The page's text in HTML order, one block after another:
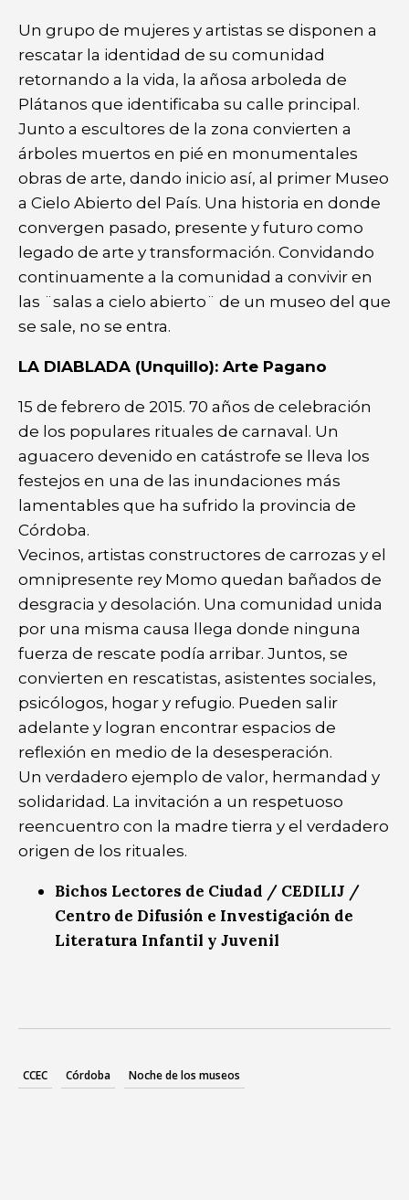
Un grupo de mujeres y artistas se disponen a
rescatar la identidad de su comunidad
retornando a la vida, la añosa arboleda de
Plátanos que identificaba su calle principal.
Junto a escultores de la zona convierten a
árboles muertos en pié en monumentales
obras de arte, dando inicio así, al primer Museo
a Cielo Abierto del País. Una historia en donde
convergen pasado, presente y futuro como
legado de arte y transformación. Convidando
continuamente a la comunidad a convivir en
las ¨salas a cielo abierto¨ de un museo del que
se sale, no se entra.
LA DIABLADA (Unquillo): Arte Pagano
15 de febrero de 2015. 70 años de celebración
de los populares rituales de carnaval. Un
aguacero devenido en catástrofe se lleva los
festejos en una de las inundaciones más
lamentables que ha sufrido la provincia de
Córdoba.
Vecinos, artistas constructores de carrozas y el
omnipresente rey Momo quedan bañados de
desgracia y desolación. Una comunidad unida
por una misma causa llega donde ninguna
fuerza de rescate podía arribar. Juntos, se
convierten en rescatistas, asistentes sociales,
psicólogos, hogar y refugio. Pueden salir
adelante y logran encontrar espacios de
reflexión en medio de la desesperación.
Un verdadero ejemplo de valor, hermandad y
solidaridad. La invitación a un respetuoso
reencuentro con la madre tierra y el verdadero
origen de los rituales.
Bichos Lectores de Ciudad / CEDILIJ /
Centro de Difusión e Investigación de
Literatura Infantil y Juvenil
CCEC Córdoba Noche de los museos